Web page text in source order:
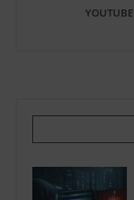
YOUTUBE